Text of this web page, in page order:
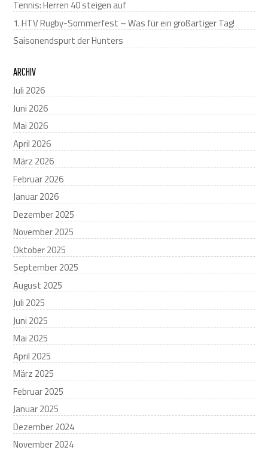
Tennis: Herren 40 steigen auf
1. HTV Rugby-Sommerfest – Was für ein großartiger Tag!
Saisonendspurt der Hunters
ARCHIV
Juli 2026
Juni 2026
Mai 2026
April 2026
März 2026
Februar 2026
Januar 2026
Dezember 2025
November 2025
Oktober 2025
September 2025
August 2025
Juli 2025
Juni 2025
Mai 2025
April 2025
März 2025
Februar 2025
Januar 2025
Dezember 2024
November 2024